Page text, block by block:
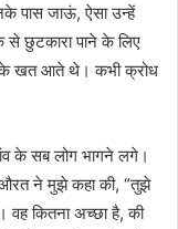
पास जाऊं, ऐसा उन्हें
से छुटकारा पाने के लिए
खत आते थे। कभी क्रोध
के सब लोग भागने लगे।
ने मुझे कहा की, “तुझे
वह कितना अच्छा है, की